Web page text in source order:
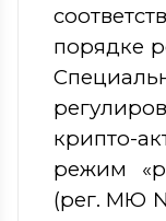
порядке
крипто-
режим
(рег. МЮ №